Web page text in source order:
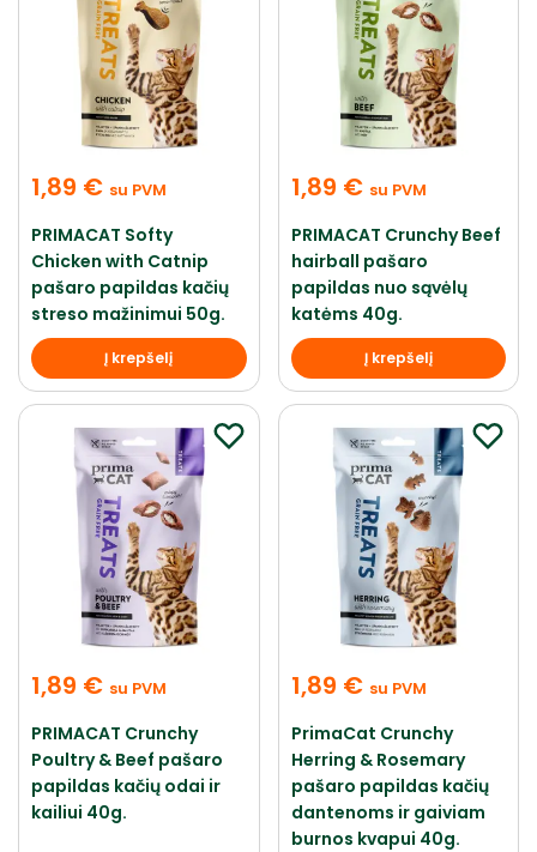
1,89 € su PVM
PRIMACAT Softy
Chicken with Catnip
pašaro papildas kačių
streso mažinimui 50g.
Į krepšelį
1,89 € su PVM
PRIMACAT Crunchy Beef
hairball pašaro
papildas nuo sąvėlų
katėms 40g.
Į krepšelį
1,89 € su PVM
PRIMACAT Crunchy
Poultry & Beef pašaro
papildas kačių odai ir
kailiui 40g.
1,89 € su PVM
PrimaCat Crunchy
Herring & Rosemary
pašaro papildas kačių
dantenoms ir gaiviam
burnos kvapui 40g.